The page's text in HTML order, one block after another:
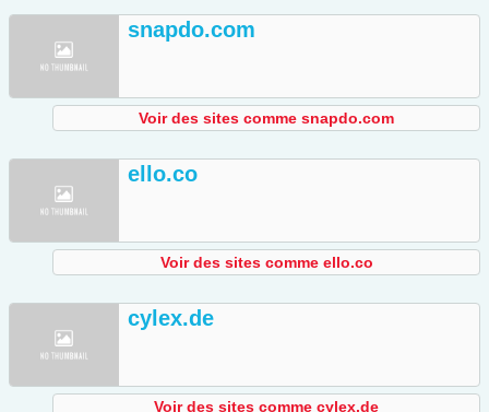
snapdo.com
Voir des sites comme snapdo.com
ello.co
Voir des sites comme ello.co
cylex.de
Voir des sites comme cylex.de